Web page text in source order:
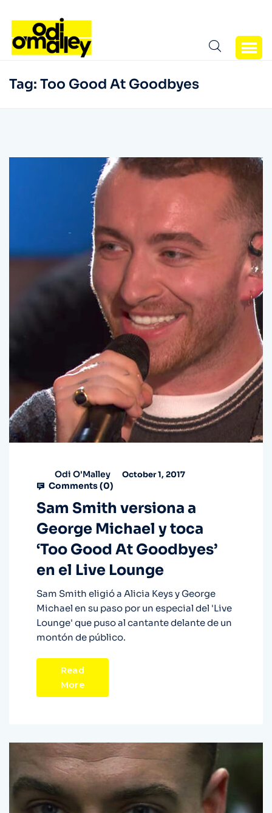
Tag: Too Good At Goodbyes
Odi O'Malley October 1, 2017
Comments (0)
Sam Smith versiona a
George Michael y toca
‘Too Good At Goodbyes’
en el Live Lounge
Sam Smith eligió a Alicia Keys y George
Michael en su paso por un especial del 'Live
Lounge' que puso al cantante delante de un
montón de público.
Read
More